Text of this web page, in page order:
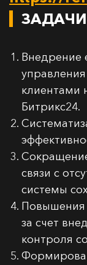
Внедрение
клиентами
Битрикс24.
связи с
системы
Повышения
за счет
контроля